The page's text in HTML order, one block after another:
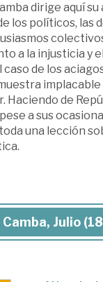
dirige aquí su
los políticos, las
a la injusticia y
de los
Haciendo de
a sus
una lección
Julio